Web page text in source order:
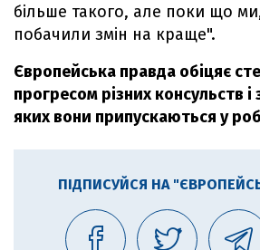
більше такого, але поки що
побачили змін на краще".
Європейська правда обіцяє
прогресом різних консульств
яких вони припускаються у
ПІДПИСУЙСЯ НА